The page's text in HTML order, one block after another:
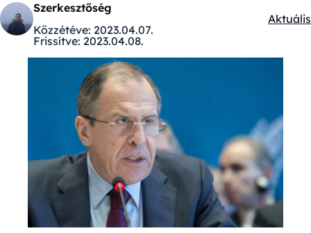
Szerkesztőség
Közzétéve: 2023.04.07.
Frissítve: 2023.04.08.
Aktuális